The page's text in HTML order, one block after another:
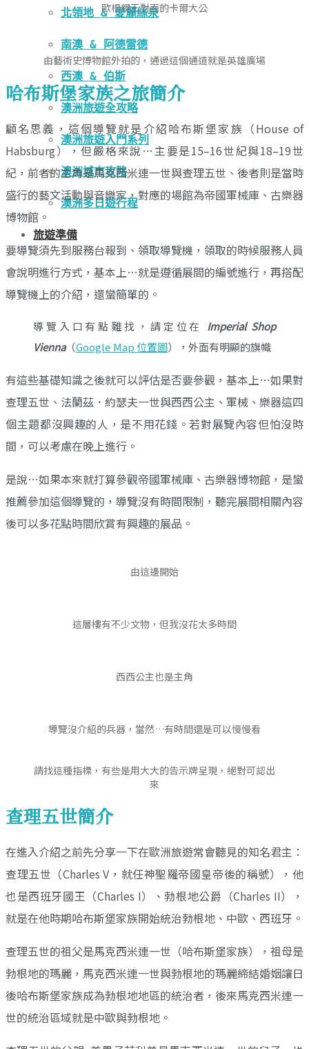
北領地 & 愛麗絲泉
南澳 & 阿德雷德
西澳 & 伯斯
澳洲旅遊全攻略
澳洲旅遊入門系列
澳洲城市攻略
澳洲多日遊行程
旅遊準備
歐根親王對面的卡爾大公
由藝術史博物館外拍的，通過這個通道就是英雄廣場
哈布斯堡家族之旅簡介
顧名思義，這個導覽就是介紹哈布斯堡家族（House of
Habsburg），但嚴格來說…主要是15–16世紀與18–19世
紀，前者的主角是馬克西米連一世與查理五世、後者則是當時
盛行的藝文活動與音樂家，對應的場館為帝國軍械庫、古樂器
博物館。
要導覽須先到服務台報到、領取導覽機，領取的時候服務人員
會說明進行方式，基本上…就是遵循展間的編號進行，再搭配
導覽機上的介紹，還蠻簡單的。
導覽入口有點難找，請定位在 Imperial Shop
Vienna（Google Map 位置圖），外面有明顯的旗幟
有這些基礎知識之後就可以評估是否要參觀，基本上…如果對
查理五世、法蘭茲．約瑟夫一世與西西公主、軍械、樂器這四
個主題都沒興趣的人，是不用花錢。若對展覽內容但怕沒時
間，可以考慮在晚上進行。
是說…如果本來就打算參觀帝國軍械庫、古樂器博物館，是蠻
推薦參加這個導覽的，導覽沒有時間限制，聽完展間相關內容
後可以多花點時間欣賞有興趣的展品。
由這邊開始
這層樓有不少文物，但我沒花太多時間
西西公主也是主角
導覽沒介紹的兵器，當然…有時間還是可以慢慢看
請找這種指標，有些是用大大的告示牌呈現，絕對可認出
來
查理五世簡介
在進入介紹之前先分享一下在歐洲旅遊常會聽見的知名君主：
查理五世（Charles V，就任神聖羅帝國皇帝後的稱號），他
也是西班牙國王（Charles I）、勃根地公爵（Charles II），
就是在他時期哈布斯堡家族開始統治勃根地、中歐、西班牙。
查理五世的祖父是馬克西米連一世（哈布斯堡家族），祖母是
勃根地的瑪麗，馬克西米連一世與勃根地的瑪麗締結婚姻讓日
後哈布斯堡家族成為勃根地地區的統治者，後來馬克西米連一
世的統治區域就是中歐與勃根地。